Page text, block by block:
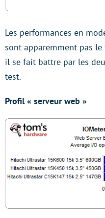
Les performances en
sont apparemment pas
il se fait battre par les
test.
Profil « serveur web »